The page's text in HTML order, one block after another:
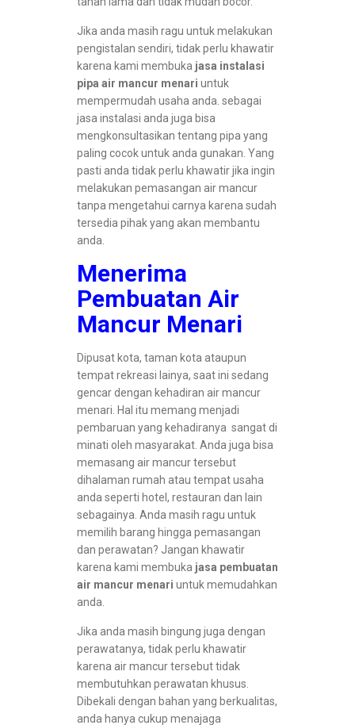
Jika anda masih ragu untuk melakukan
pengistalan sendiri, tidak perlu khawatir
karena kami membuka jasa instalasi
pipa air mancur menari untuk
mempermudah usaha anda. sebagai
jasa instalasi anda juga bisa
mengkonsultasikan tentang pipa yang
paling cocok untuk anda gunakan. Yang
pasti anda tidak perlu khawatir jika ingin
melakukan pemasangan air mancur
tanpa mengetahui carnya karena sudah
tersedia pihak yang akan membantu
anda.
Menerima
Pembuatan Air
Mancur Menari
Dipusat kota, taman kota ataupun
tempat rekreasi lainya, saat ini sedang
gencar dengan kehadiran air mancur
menari. Hal itu memang menjadi
pembaruan yang kehadiranya sangat di
minati oleh masyarakat. Anda juga bisa
memasang air mancur tersebut
dihalaman rumah atau tempat usaha
anda seperti hotel, restauran dan lain
sebagainya. Anda masih ragu untuk
memilih barang hingga pemasangan
dan perawatan? Jangan khawatir
karena kami membuka jasa pembuatan
air mancur menari untuk memudahkan
anda.
Jika anda masih bingung juga dengan
perawatanya, tidak perlu khawatir
karena air mancur tersebut tidak
membutuhkan perawatan khusus.
Dibekali dengan bahan yang berkualitas,
anda hanya cukup menajaga